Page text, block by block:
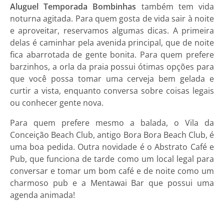
Aluguel Temporada Bombinhas também tem vida
noturna agitada. Para quem gosta de vida sair à noite
e aproveitar, reservamos algumas dicas. A primeira
delas é caminhar pela avenida principal, que de noite
fica abarrotada de gente bonita. Para quem prefere
barzinhos, a orla da praia possui ótimas opções para
que você possa tomar uma cerveja bem gelada e
curtir a vista, enquanto conversa sobre coisas legais
ou conhecer gente nova.
Para quem prefere mesmo a balada, o Vila da
Conceição Beach Club, antigo Bora Bora Beach Club, é
uma boa pedida. Outra novidade é o Abstrato Café e
Pub, que funciona de tarde como um local legal para
conversar e tomar um bom café e de noite como um
charmoso pub e a Mentawai Bar que possui uma
agenda animada!